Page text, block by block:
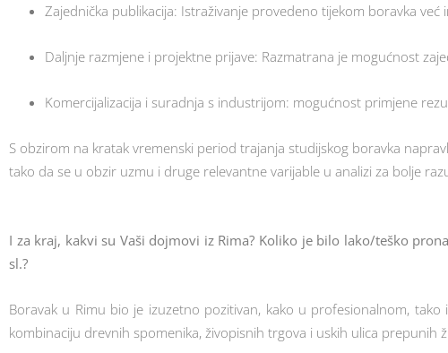
Zajednička publikacija: Istraživanje provedeno tijekom boravka
Daljnje razmjene i projektne prijave: Razmatrana je mogućnost
Komercijalizacija i suradnja s industrijom: mogućnost primjene
S obzirom na kratak vremenski period trajanja studijskog boravka
tako da se u obzir uzmu i druge relevantne varijable u analizi za bolje
I za kraj, kakvi su Vaši dojmovi iz Rima? Koliko je bilo lako/teško
sl.?
Boravak u Rimu bio je izuzetno pozitivan, kako u profesionalnom,
kombinaciju drevnih spomenika, živopisnih trgova i uskih ulica prepunih